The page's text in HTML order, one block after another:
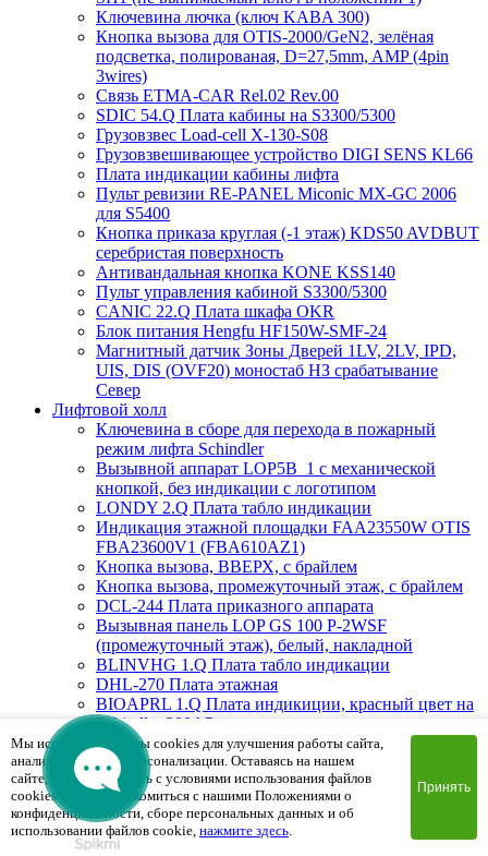
Ключевина лючка (ключ KABA 300)
Кнопка вызова для OTIS-2000/GeN2, зелёная
подсветка, полированая, D=27,5mm, AMP (4pin
3wires)
Связь ETMA-CAR Rel.02 Rev.00
SDIC 54.Q Плата кабины на S3300/5300
Грузовзвес Load-cell X-130-S08
Грузовзвешивающее устройство DIGI SENS KL66
Плата индикации кабины лифта
Пульт ревизии RE-PANEL Miconic MX-GC 2006
для S5400
Кнопка приказа круглая (-1 этаж) KDS50 AVDBUT
серебристая поверхность
Антивандальная кнопка KONE KSS140
Пульт управления кабиной S3300/5300
CANIC 22.Q Плата шкафа OKR
Блок питания Hengfu HF150W-SMF-24
Магнитный датчик Зоны Дверей 1LV, 2LV, IPD,
UIS, DIS (OVF20) моностаб НЗ срабатывание
Cевер
Лифтовой холл
Ключевина в сборе для перехода в пожарный
режим лифта Schindler
Вызывной аппарат LOP5B_1 с механической
кнопкой, без индикации с логотипом
LONDY 2.Q Плата табло индикации
Индикация этажной площадки FAA23550W OTIS
FBA23600V1 (FBA610AZ1)
Кнопка вызова, ВВЕРХ, с брайлем
Кнопка вызова, промежуточный этаж, с брайлем
DCL-244 Плата приказного аппарата
Вызывная панель LOP GS 100 P-2WSF
(промежуточный этаж), белый, накладной
BLINVHG 1.Q Плата табло индикации
DHL-270 Плата этажная
BIOAPRL 1.Q Плата индикиции, красный цвет на
Schindler 300AP
Вызывная панель LOP GS 300 PG-2BSF (Вверх/
Вниз), белый, врезной
MAD1.Q Плата индикации
Вызывная панель PSF8524CLOP.2 (пожарная
мет.кнопки) 85х240х2mm
FHS0DWF Плата вызывной панели сегментная
Мы используем файлы cookies для улучшения работы сайта,
анализа трафика и персонализации. Оставаясь на нашем
сайте, вы соглашаетесь с условиями использования файлов
cookies. Чтобы ознакомиться с нашими Положениями о
конфиденциальности, сборе персональных данных и об
использовании файлов cookie, нажмите здесь.
Принять